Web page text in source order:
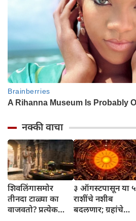
नक्की वाचा
शिवलिंगासमोर
तीनदा टाळ्या का
वाजवतो? प्रत्येक
३ ऑगस्टपासून या ५
राशींचे नशीब
बदलणार; ग्रहांचे